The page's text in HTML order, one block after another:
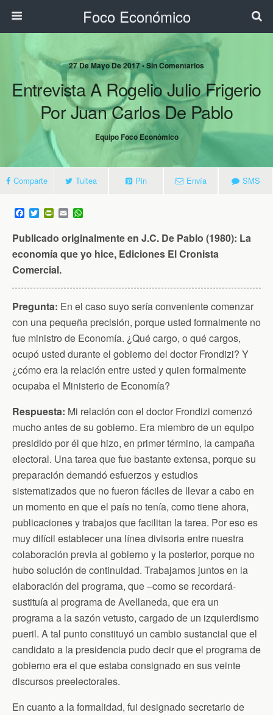
Foco Económico
27 De Mayo De 2017 • Sin Comentarios
Entrevista A Rogelio Julio Frigerio
Por Juan Carlos De Pablo
Equipo Foco Económico
Comparte Tuitea Pin Envía SMS
F
a
c
e
b
o
o
T
w
t
t
e
r
P
n
t
F
r
e
d
l
y
E
m
a
i
l
t
s
A
Publicado originalmente en J.C. De Pablo (1980): La
economía que yo hice, Ediciones El Cronista
Comercial.
Pregunta: En el caso suyo sería conveniente comenzar
con una pequeña precisión, porque usted formalmente no
fue ministro de Economía. ¿Qué cargo, o qué cargos,
ocupó usted durante el gobierno del doctor Frondizi? Y
¿cómo era la relación entre usted y quien formalmente
ocupaba el Ministerio de Economía?
Respuesta: Mi relación con el doctor Frondizi comenzó
mucho antes de su gobierno. Era miembro de un equipo
presidido por él que hizo, en primer término, la campaña
electoral. Una tarea que fue bastante extensa, porque su
preparación demandó esfuerzos y estudios
sistematizados que no fueron fáciles de llevar a cabo en
un momento en que el país no tenía, como tiene ahora,
publicaciones y trabajos que facilitan la tarea. Por eso es
muy difícil establecer una línea divisoria entre nuestra
colaboración previa al gobierno y la posterior, porque no
hubo solución de continuidad. Trabajamos juntos en la
elaboración del programa, que –como se recordará-
sustituía al programa de Avellaneda, que era un
programa a la sazón vetusto, cargado de un izquierdismo
pueril. A tal punto constituyó un cambio sustancial que el
candidato a la presidencia pudo decir que el programa de
gobierno era el que estaba consignado en sus veinte
discursos preelectorales.
En cuanto a la formalidad, fui designado secretario de